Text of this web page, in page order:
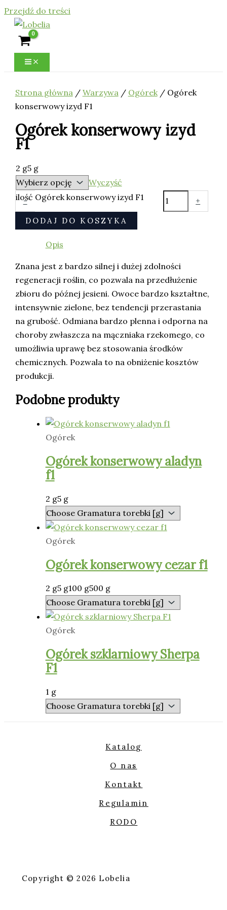
Przejdź do treści
Strona główna / Warzywa / Ogórek/ Ogórek
konserwowy izyd F1
Ogórek konserwowy izyd
F1
2 g5 g
Wyczyść
-
ilość Ogórek konserwowy izyd F1 +
DODAJ DO KOSZYKA
Opis
Znana jest z bardzo silnej i dużej zdolności
regeneracji roślin, co pozwala na przedłużenie
zbioru do późnej jesieni. Owoce bardzo kształtne,
intensywnie zielone, bez tendencji przerastania
na grubość. Odmiana bardzo plenna i odporna na
choroby zwłaszcza na mączniaka rzekomego, co
umożliwia uprawę bez stosowania środków
chemicznych. Pozwala to na obniżenie kosztów
produkcji.
Podobne produkty
Ogórek
Ogórek konserwowy aladyn
f1
2 g5 g
Ogórek
Ogórek konserwowy cezar f1
2 g5 g100 g500 g
Ogórek
Ogórek szklarniowy Sherpa
F1
1 g
Katalog
O nas
Kontakt
Regulamin
RODO
Copyright © 2026 Lobelia